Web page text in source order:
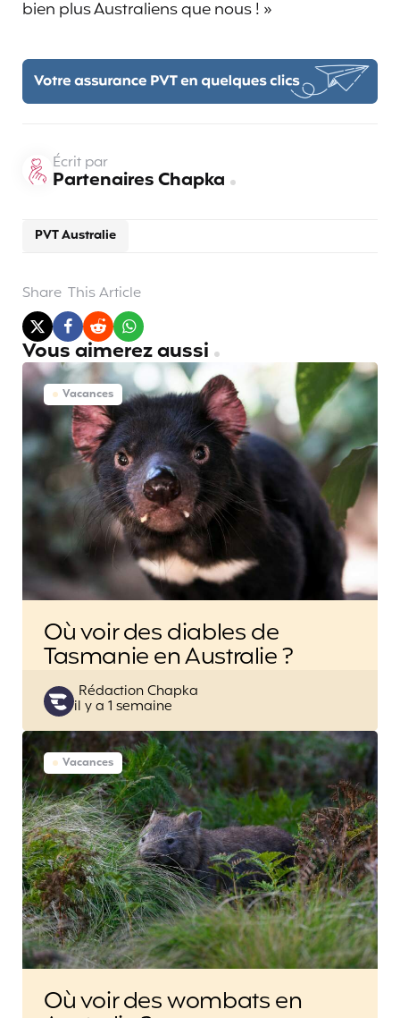
bien plus Australiens que nous ! »
PVT Australie
Écrit par
Partenaires Chapka
Share This Article
Vous aimerez aussi
Vacances
Où voir des diables de
Tasmanie en Australie ?
Posted
by
Rédaction Chapka
il y a 1 semaine
Vacances
Où voir des wombats en